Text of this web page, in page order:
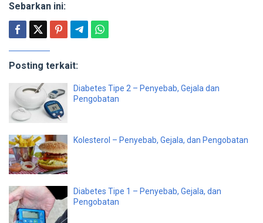
Sebarkan ini:
Posting terkait:
Diabetes Tipe 2 – Penyebab, Gejala dan
Pengobatan
Kolesterol – Penyebab, Gejala, dan Pengobatan
Diabetes Tipe 1 – Penyebab, Gejala, dan
Pengobatan